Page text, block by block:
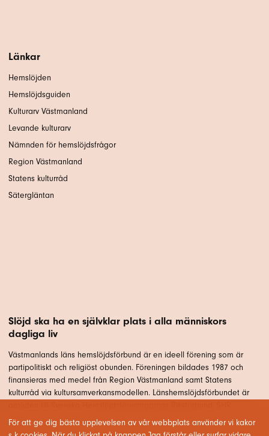
Länkar
Hemslöjden
Hemslöjdsguiden
Kulturarv Västmanland
Levande kulturarv
Nämnden för hemslöjdsfrågor
Region Västmanland
Statens kulturråd
Sätergläntan
Slöjd ska ha en självklar plats i alla människors
dagliga liv
Västmanlands läns hemslöjdsförbund är en ideell förening som är
partipolitiskt och religiöst obunden. Föreningen bildades 1987 och
finansieras med medel från Region Västmanland samt Statens
kulturråd via kultursamverkansmodellen. Länshemslöjdsförbundet är
För att ge dig bästa upplevelsen av vår webbplats använder vi kakor